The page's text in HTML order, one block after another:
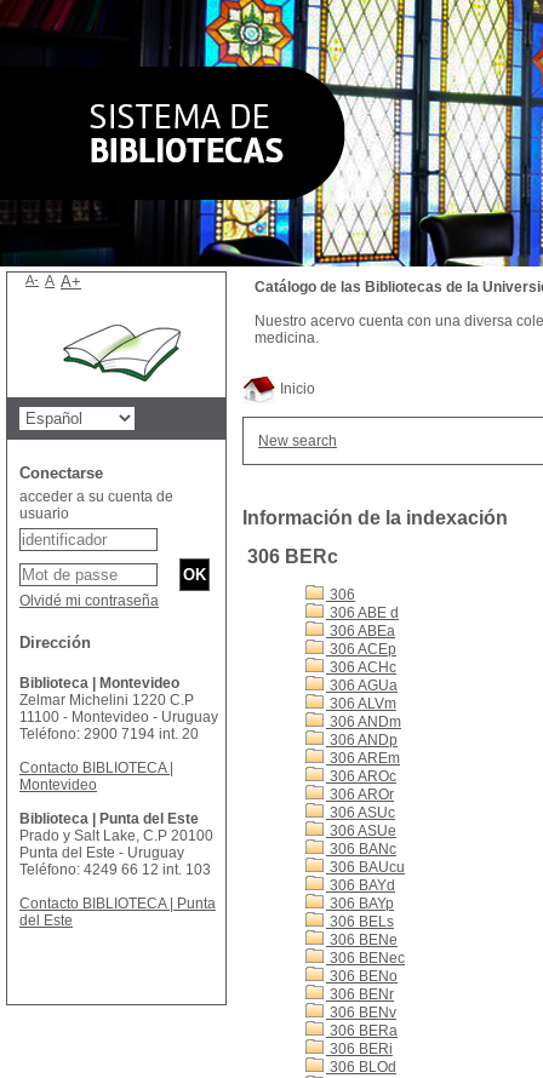
Inicio
New search
Información de la indexación
306 BERc
306
306 ABE d
306 ABEa
306 ACEp
306 ACHc
306 AGUa
306 ALVm
306 ANDm
306 ANDp
306 AREm
306 AROc
306 AROr
306 ASUc
306 ASUe
306 BANc
306 BAUcu
306 BAYd
306 BAYp
306 BELs
306 BENe
306 BENec
306 BENo
306 BENr
306 BENv
306 BERa
306 BERi
306 BLOd
Catálogo de las Bibliotecas de la
Nuestro acervo cuenta con una diversa
medicina.
A- A A+
Conectarse
acceder a su cuenta de
usuario
Olvidé mi contraseña
Dirección
Biblioteca | Montevideo
Zelmar Michelini 1220 C.P
11100 - Montevideo - Uruguay
Teléfono: 2900 7194 int. 20
Contacto BIBLIOTECA |
Montevideo
Biblioteca | Punta del Este
Prado y Salt Lake, C.P 20100
Punta del Este - Uruguay
Teléfono: 4249 66 12 int. 103
Contacto BIBLIOTECA | Punta
del Este